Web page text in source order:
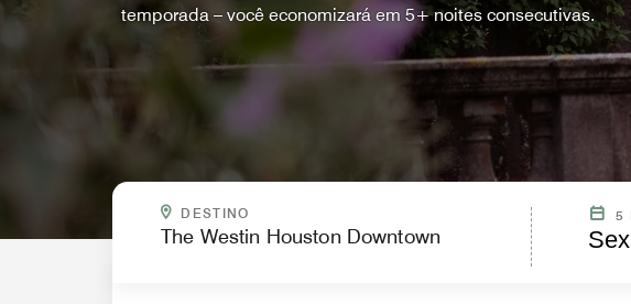
temporada – você economizará em 5+ noites consecutivas.
DESTINO
.
5